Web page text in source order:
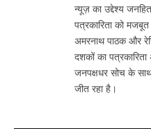
न्यूज़ का उद्देश्य
पत्रकारिता को
अमरनाथ पाठक और
दशकों का
जनपक्षधर सोच के
जीत रहा है।